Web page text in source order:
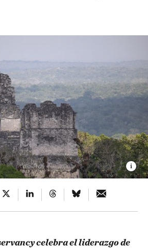
celebra el liderazgo de